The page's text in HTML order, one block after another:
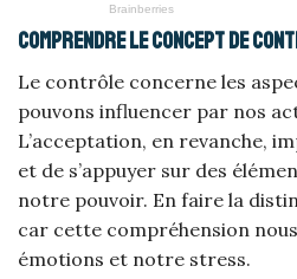
Comprendre le concept de
Le contrôle concerne les
pouvons influencer par nos
L’acceptation, en revanche,
et de s’appuyer sur des
notre pouvoir. En faire la
car cette compréhension
émotions et notre stress.